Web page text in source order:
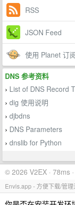
RSS
JSON Feed
使用 Planet 订
DNS 参考资料
› List of DNS Record
› dig 使用说明
› djbdns
› DNS Parameters
› dnslib for Python
© 2026 V2EX · 78ms
Envis.app - 方便下载/管